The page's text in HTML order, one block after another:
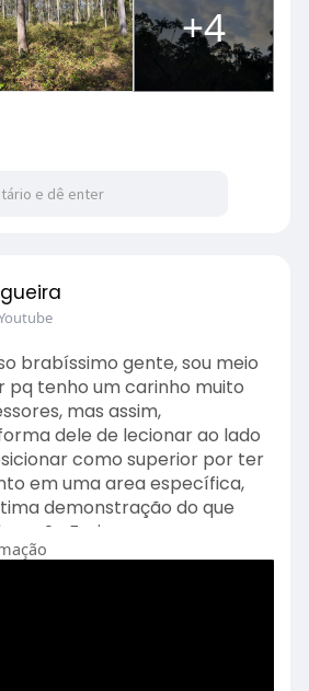
+4
brabíssimo gente, sou meio
pq tenho um carinho muito
mas assim,
dele de lecionar ao lado
como superior por ter
em uma area específica,
demonstração do que
Freireana.